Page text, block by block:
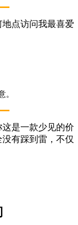
点访问我最喜爱
是一款少见的价
有踩到雷，不仅